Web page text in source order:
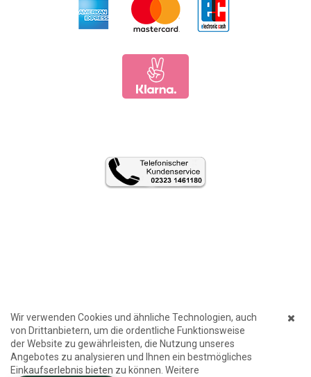
Wir verwenden Cookies und ähnliche Technologien, auch
von Drittanbietern, um die ordentliche Funktionsweise
der Website zu gewährleisten, die Nutzung unseres
Angebotes zu analysieren und Ihnen ein bestmögliches
Einkaufserlebnis bieten zu können. Weitere